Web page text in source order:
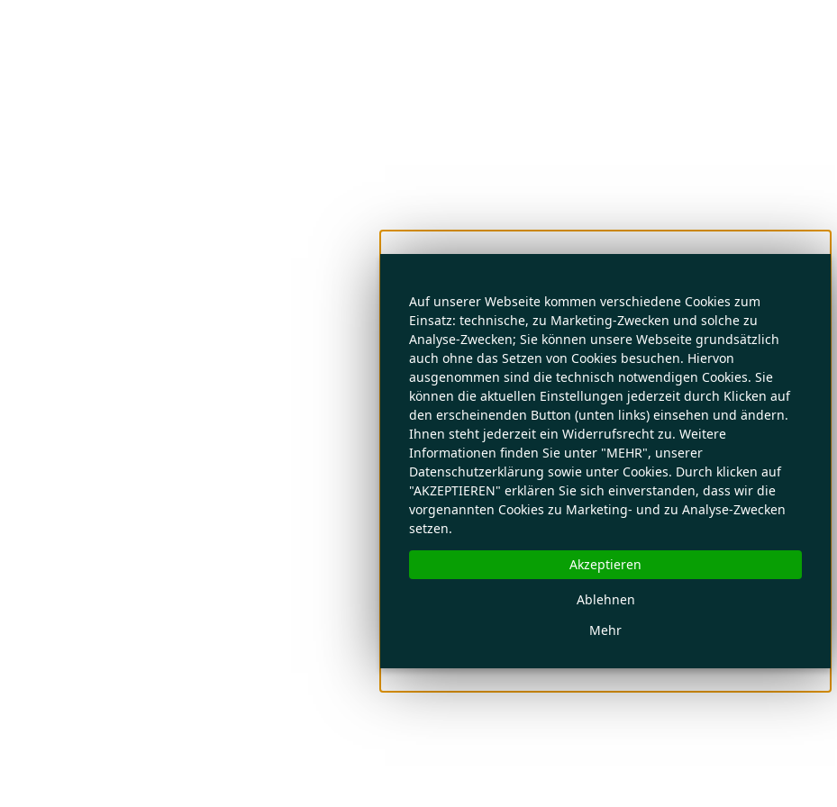
Auf unserer Webseite kommen verschiedene Cookies zum
Einsatz: technische, zu Marketing-Zwecken und solche zu
Analyse-Zwecken; Sie können unsere Webseite grundsätzlich
auch ohne das Setzen von Cookies besuchen. Hiervon
ausgenommen sind die technisch notwendigen Cookies. Sie
können die aktuellen Einstellungen jederzeit durch Klicken auf
den erscheinenden Button (unten links) einsehen und ändern.
Ihnen steht jederzeit ein Widerrufsrecht zu. Weitere
Informationen finden Sie unter "MEHR", unserer
Datenschutzerklärung sowie unter Cookies. Durch klicken auf
"AKZEPTIEREN" erklären Sie sich einverstanden, dass wir die
vorgenannten Cookies zu Marketing- und zu Analyse-Zwecken
setzen.
Mehr
Ablehnen
Akzeptieren